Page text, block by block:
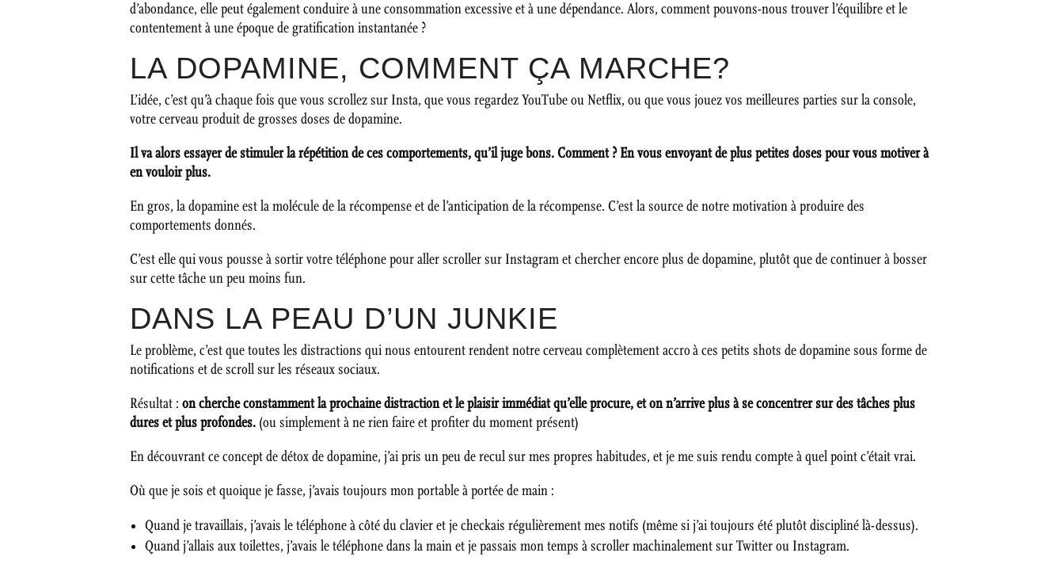
d’abondance, elle peut également conduire à une consommation excessive et à une dépendance. Alors, comment pouvons-nous trouver l’équilibre et le
contentement à une époque de gratification instantanée ?
LA DOPAMINE, COMMENT ÇA MARCHE?
L’idée, c’est qu’à chaque fois que vous scrollez sur Insta, que vous regardez YouTube ou Netflix, ou que vous jouez vos meilleures parties sur la console,
votre cerveau produit de grosses doses de dopamine.
Il va alors essayer de stimuler la répétition de ces comportements, qu’il juge bons. Comment ? En vous envoyant de plus petites doses pour vous motiver à
en vouloir plus.
En gros, la dopamine est la molécule de la récompense et de l’anticipation de la récompense. C’est la source de notre motivation à produire des
comportements donnés.
C’est elle qui vous pousse à sortir votre téléphone pour aller scroller sur Instagram et chercher encore plus de dopamine, plutôt que de continuer à bosser
sur cette tâche un peu moins fun.
DANS LA PEAU D’UN JUNKIE
Le problème, c’est que toutes les distractions qui nous entourent rendent notre cerveau complètement accro à ces petits shots de dopamine sous forme de
notifications et de scroll sur les réseaux sociaux.
Résultat :on cherche constamment la prochaine distraction et le plaisir immédiat qu’elle procure, et on n’arrive plus à se concentrer sur des tâches plus
dures et plus profondes. (ou simplement à ne rien faire et profiter du moment présent)
En découvrant ce concept de détox de dopamine, j’ai pris un peu de recul sur mes propres habitudes, et je me suis rendu compte à quel point c’était vrai.
Où que je sois et quoique je fasse, j’avais toujours mon portable à portée de main :
Quand je travaillais, j’avais le téléphone à côté du clavier et je checkais régulièrement mes notifs (même si j’ai toujours été plutôt discipliné là-dessus).
Quand j’allais aux toilettes, j’avais le téléphone dans la main et je passais mon temps à scroller machinalement sur Twitter ou Instagram.